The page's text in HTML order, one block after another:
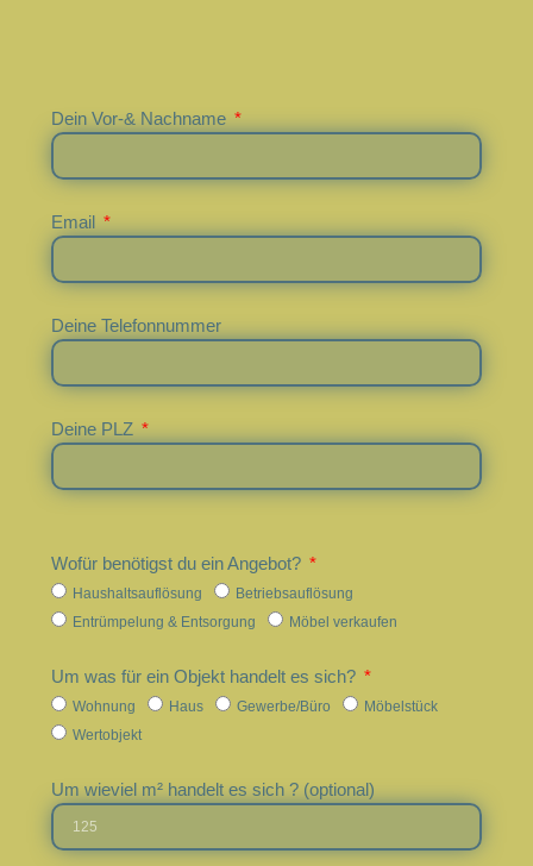
Dein Vor-& Nachname
Email
Deine Telefonnummer
Deine PLZ
Wofür benötigst du ein Angebot?
Haushaltsauflösung
Betriebsauflösung
Entrümpelung & Entsorgung
Möbel verkaufen
Um was für ein Objekt handelt es sich?
Wohnung Haus Gewerbe/Büro
Möbelstück
Wertobjekt
Um wieviel m² handelt es sich ? (optional)